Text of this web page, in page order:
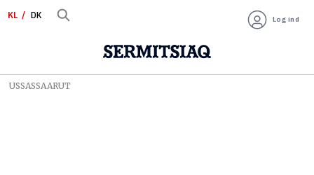
KL DK Log ind
USSASSAARUT